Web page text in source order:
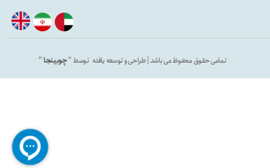
تمامی حقوق محفوظ می باشد | طراحی و توسعه یافته توسط "چوبینجا"